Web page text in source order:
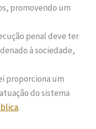
promovendo um
penal deve ter
à sociedade,
proporciona um
do sistema
.